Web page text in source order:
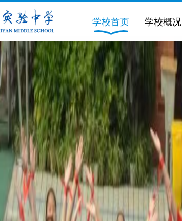
学校首页 学校概况